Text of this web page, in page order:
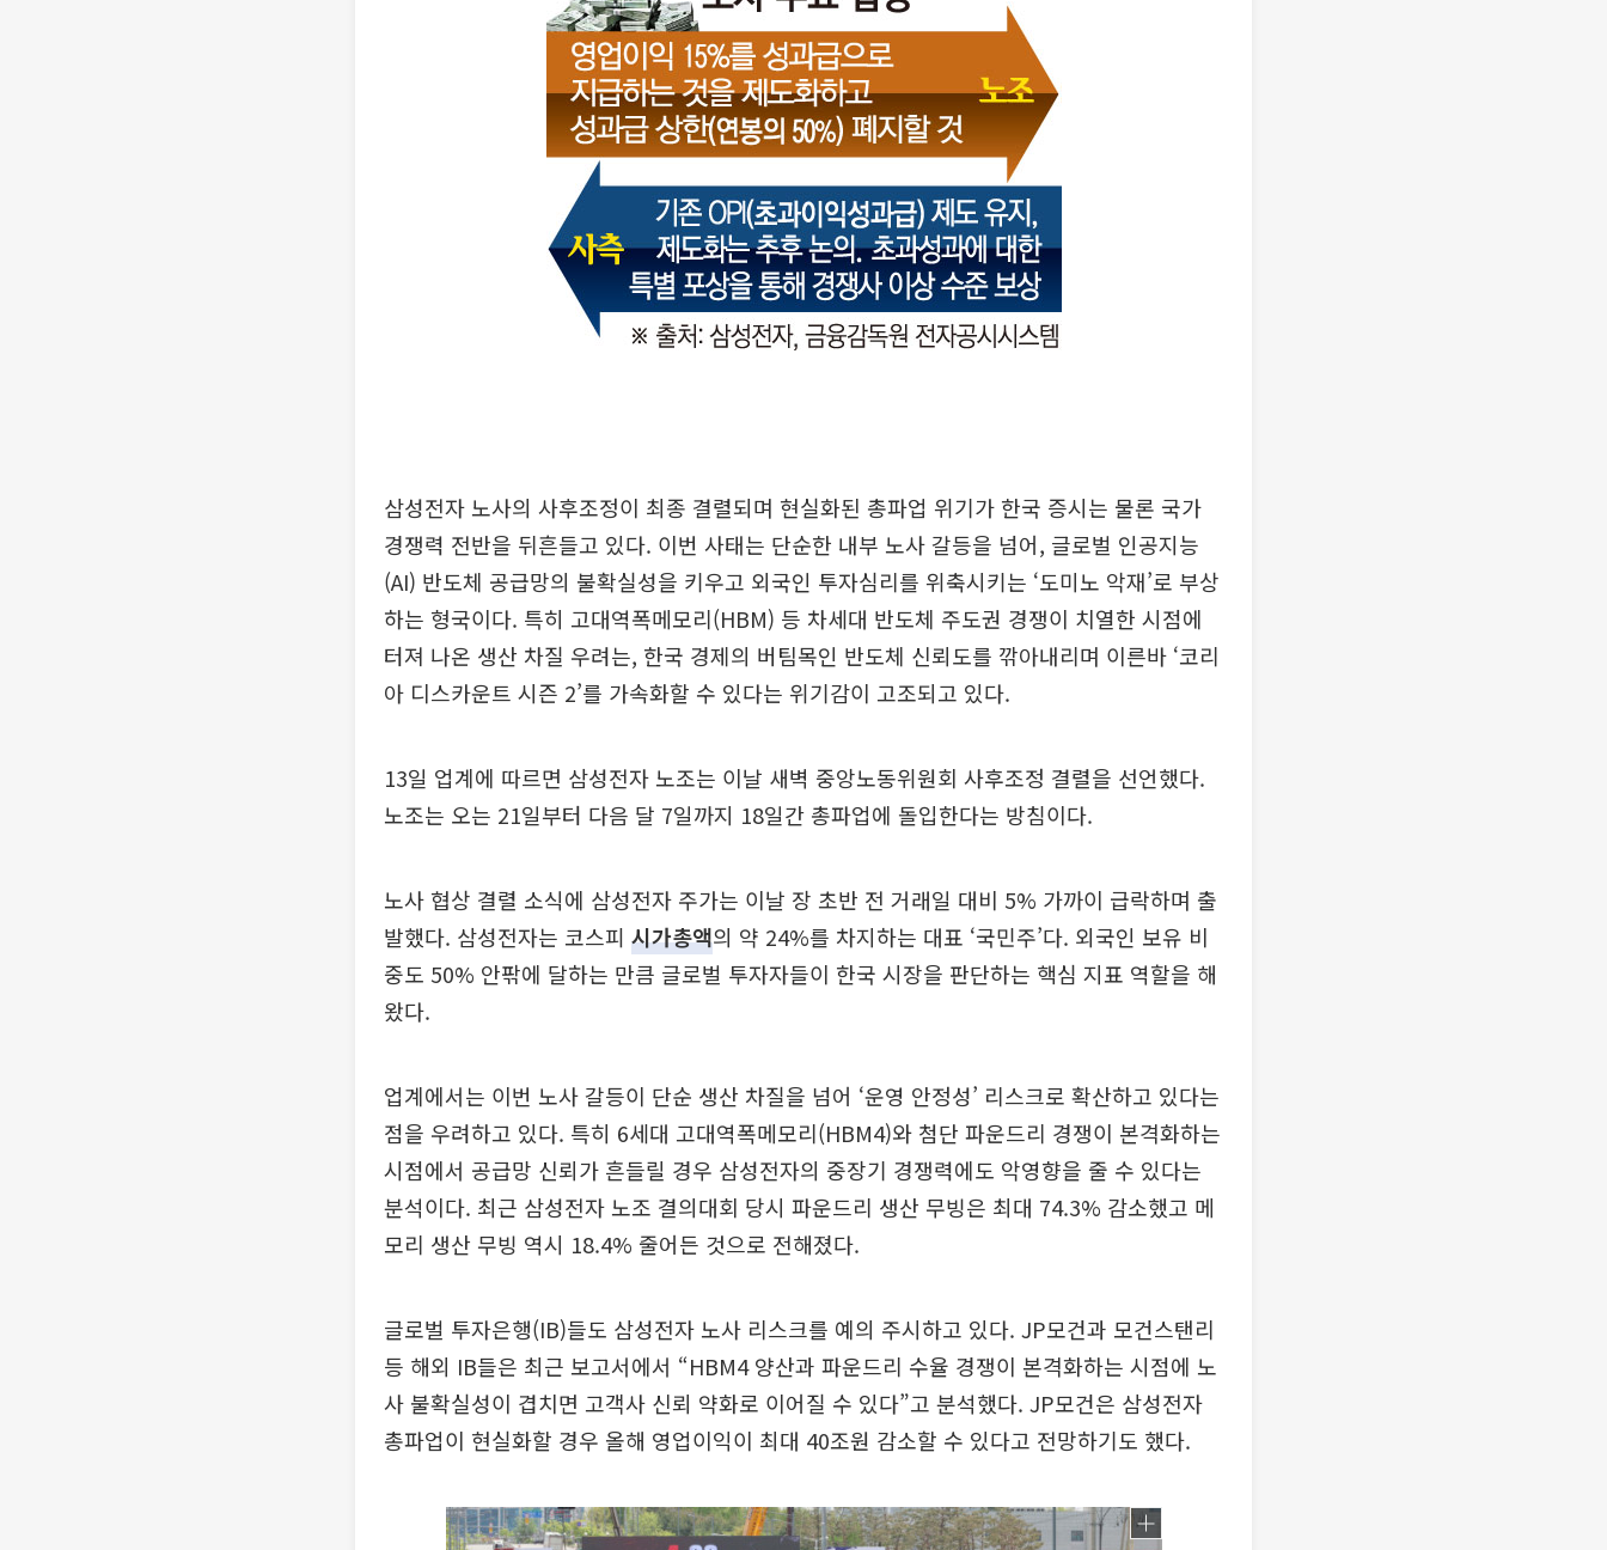
삼성전자 노사의 사후조정이 최종 결렬되며 현실화된 총파업 위기가 한국 증시는 물론 국가
경쟁력 전반을 뒤흔들고 있다. 이번 사태는 단순한 내부 노사 갈등을 넘어, 글로벌 인공지능
(AI) 반도체 공급망의 불확실성을 키우고 외국인 투자심리를 위축시키는 ‘도미노 악재’로 부상
하는 형국이다. 특히 고대역폭메모리(HBM) 등 차세대 반도체 주도권 경쟁이 치열한 시점에
터져 나온 생산 차질 우려는, 한국 경제의 버팀목인 반도체 신뢰도를 깎아내리며 이른바 ‘코리
아 디스카운트 시즌 2’를 가속화할 수 있다는 위기감이 고조되고 있다.
13일 업계에 따르면 삼성전자 노조는 이날 새벽 중앙노동위원회 사후조정 결렬을 선언했다.
노조는 오는 21일부터 다음 달 7일까지 18일간 총파업에 돌입한다는 방침이다.
노사 협상 결렬 소식에 삼성전자 주가는 이날 장 초반 전 거래일 대비 5% 가까이 급락하며 출
발했다. 삼성전자는 코스피 시가총액의 약 24%를 차지하는 대표 ‘국민주’다. 외국인 보유 비
중도 50% 안팎에 달하는 만큼 글로벌 투자자들이 한국 시장을 판단하는 핵심 지표 역할을 해
왔다.
업계에서는 이번 노사 갈등이 단순 생산 차질을 넘어 ‘운영 안정성’ 리스크로 확산하고 있다는
점을 우려하고 있다. 특히 6세대 고대역폭메모리(HBM4)와 첨단 파운드리 경쟁이 본격화하는
시점에서 공급망 신뢰가 흔들릴 경우 삼성전자의 중장기 경쟁력에도 악영향을 줄 수 있다는
분석이다. 최근 삼성전자 노조 결의대회 당시 파운드리 생산 무빙은 최대 74.3% 감소했고 메
모리 생산 무빙 역시 18.4% 줄어든 것으로 전해졌다.
글로벌 투자은행(IB)들도 삼성전자 노사 리스크를 예의 주시하고 있다. JP모건과 모건스탠리
등 해외 IB들은 최근 보고서에서 “HBM4 양산과 파운드리 수율 경쟁이 본격화하는 시점에 노
사 불확실성이 겹치면 고객사 신뢰 약화로 이어질 수 있다”고 분석했다. JP모건은 삼성전자
총파업이 현실화할 경우 올해 영업이익이 최대 40조원 감소할 수 있다고 전망하기도 했다.